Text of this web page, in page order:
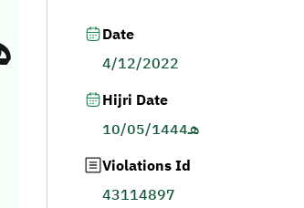
Date
4/12/2022
Hijri Date
10/05/1444هـ
Violations Id
43114897